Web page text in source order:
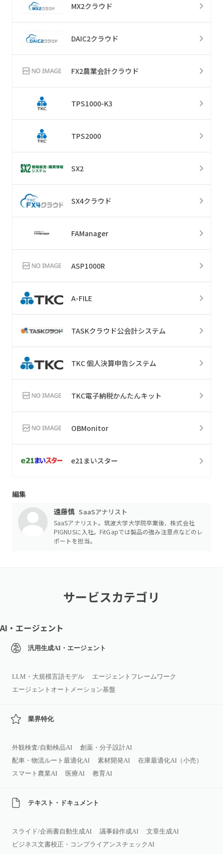
MX2クラウド
DAIC2クラウド
FX2農業会計クラウド
TPS1000-K3
TPS2000
SX2
SX4クラウド
FAManager
ASP1000R
A-FILE
TASKクラウド公会計システム
TKC 個人決算申告システム
TKC電子納税かんたんキット
OBMonitor
e21まいスター
編集
遠藤慎 SaaSアナリスト
SaaSアナリスト。筑波大学大学院卒業後、株式会社
PIGNUSに入社。FitGapでは製品の強み注意点などのレ
ポートを担当。
サービスカテゴリ
AI・エージェント
汎用生成AI・エージェント
LLM・大規模言語モデル
エージェントフレームワーク
エージェントオートメーション基盤
業界特化
外観検査/自動検品AI
創薬・分子設計AI
配車・物流ルート最適化AI
素材開発AI
在庫最適化AI（小売）
スマート農業AI
医療AI 教育AI
テキスト・ドキュメント
スライド/企画書自動生成AI 議事録作成AI
文章生成AI
ビジネス文書校正・コンプライアンスチェックAI